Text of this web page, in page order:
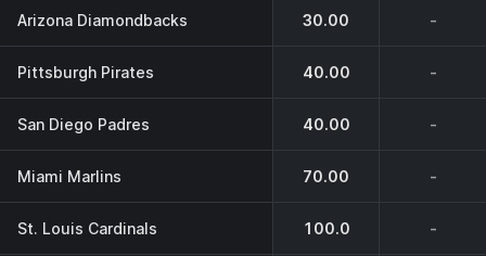
Arizona Diamondbacks 30.00 -
Pittsburgh Pirates 40.00 -
San Diego Padres 40.00 -
Miami Marlins 70.00 -
St. Louis Cardinals 100.0 -